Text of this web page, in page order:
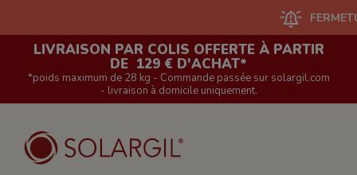
FERMETURE
LIVRAISON PAR COLIS OFFERTE À PARTIR
DE 129 € D'ACHAT*
*poids maximum de 28 kg - Commande passée sur solargil.com
- livraison à domicile uniquement.